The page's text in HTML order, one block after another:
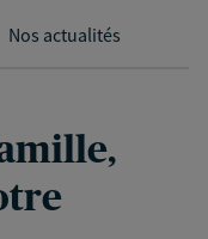
Nos actualités